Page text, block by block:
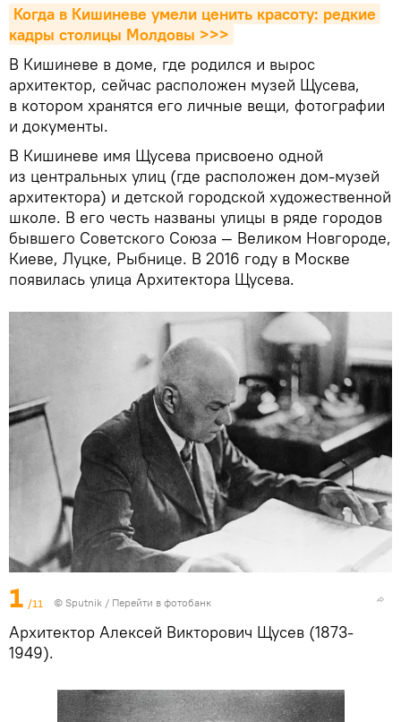
Когда в Кишиневе умели ценить красоту: редкие
кадры столицы Молдовы >>>
В Кишиневе в доме, где родился и вырос
архитектор, сейчас расположен музей Щусева,
в котором хранятся его личные вещи, фотографии
и документы.
В Кишиневе имя Щусева присвоено одной
из центральных улиц (где расположен дом-музей
архитектора) и детской городской художественной
школе. В его честь названы улицы в ряде городов
бывшего Советского Союза — Великом Новгороде,
Киеве, Луцке, Рыбнице. В 2016 году в Москве
появилась улица Архитектора Щусева.
1 /11 © Sputnik / Перейти в фотобанк
Архитектор Алексей Викторович Щусев (1873-
1949).